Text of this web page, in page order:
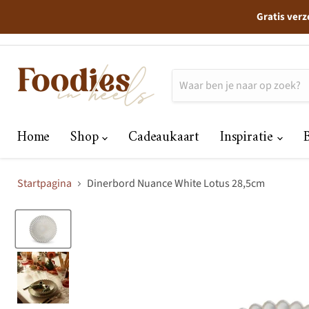
Gratis
Home Shop Cadeaukaart Inspiratie
Startpagina Dinerbord Nuance White Lotus 28,5cm